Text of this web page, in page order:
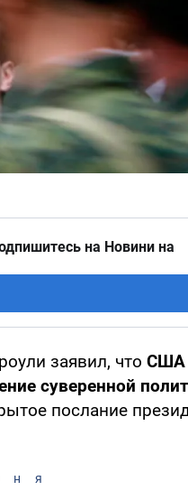
на Новини на
заявил, что США
суверенной
послание